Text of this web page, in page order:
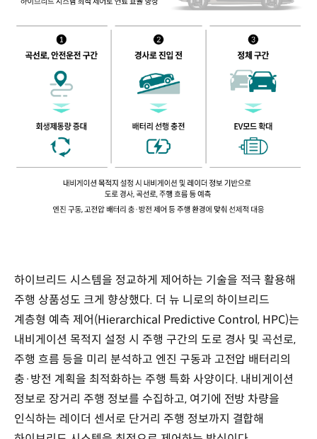
하이브리드 시스템을 정교하게 제어하는 기술을 적극 활용해
주행 상품성도 크게 향상했다. 더 뉴 니로의 하이브리드
계층형 예측 제어(Hierarchical Predictive Control, HPC)는
내비게이션 목적지 설정 시 주행 구간의 도로 경사 및 곡선로,
주행 흐름 등을 미리 분석하고 엔진 구동과 고전압 배터리의
충·방전 계획을 최적화하는 주행 특화 사양이다. 내비게이션
정보로 장거리 주행 정보를 수집하고, 여기에 전방 차량을
인식하는 레이더 센서로 단거리 주행 정보까지 결합해